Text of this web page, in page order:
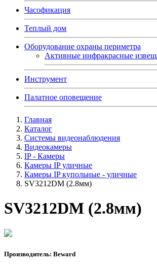
Часофикация
Теплый дом
Оборудование охраны периметра
Активные инфракрасные
Инструмент
Палатное оповещение
Главная
Каталог
Системы видеонаблюдения
Видеокамеры
IP - Камеры
Камеры IP уличные
Камеры IP купольные - уличные
SV3212DM (2.8мм)
SV3212DM (2.8мм)
Производитель: Beward